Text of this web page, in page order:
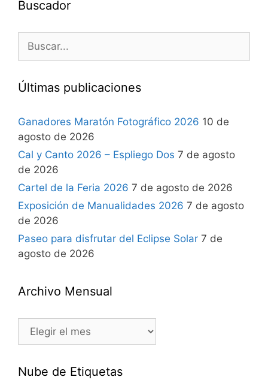
Buscador
Últimas publicaciones
Ganadores Maratón Fotográfico 2026 10 de
agosto de 2026
Cal y Canto 2026 – Espliego Dos 7 de agosto
de 2026
Cartel de la Feria 2026 7 de agosto de 2026
Exposición de Manualidades 2026 7 de agosto
de 2026
Paseo para disfrutar del Eclipse Solar 7 de
agosto de 2026
Archivo Mensual
Nube de Etiquetas